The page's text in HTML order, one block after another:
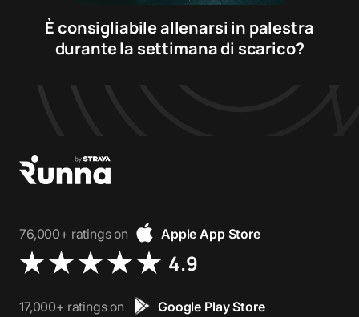
È consigliabile allenarsi in palestra
durante la settimana di scarico?
76,000+ ratings on Apple App Store
4.9
17,000+ ratings on Google Play Store